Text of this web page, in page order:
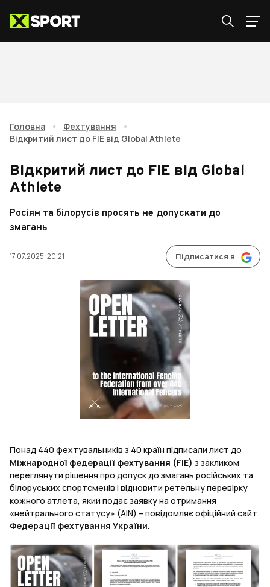
Головна • Фехтування
•
Відкритий лист до FIE від Global Athlete
Відкритий лист до FIE від Global
Athlete
Росіян та білорусів просять не допускати до
змагань
17.07.2025, 20:21 Підписатися в
Понад 440 фехтувальників з 40 країн підписали лист до
Міжнародної федерації фехтування (FIE) з закликом
переглянути рішення про допуск до змагань російських та
білоруських спортсменів і відновити ретельну перевірку
кожного атлета, який подає заявку на отримання
«нейтрального статусу» (AIN) – повідомляє офіційний сайт
Федерації фехтування України.